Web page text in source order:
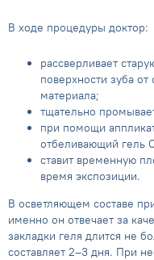
В ходе процедуры доктор:
рассверливает
поверхности зуба
материала;
тщательно
при помощи
отбеливающий гель
ставит временную
время экспозиции.
В осветляющем составе
именно он отвечает за
закладки геля длится не
составляет 2–3 дня. При